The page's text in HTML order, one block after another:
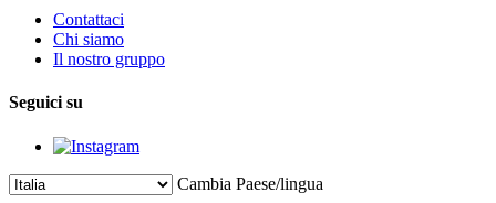
Contattaci
Chi siamo
Il nostro gruppo
Seguici su
Cambia Paese/lingua